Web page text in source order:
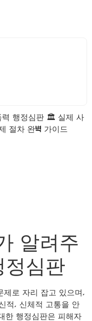
알려주
정심판
제로 자리 잡고 있으며,
적, 신체적 고통을 안
한 행정심판은 피해자